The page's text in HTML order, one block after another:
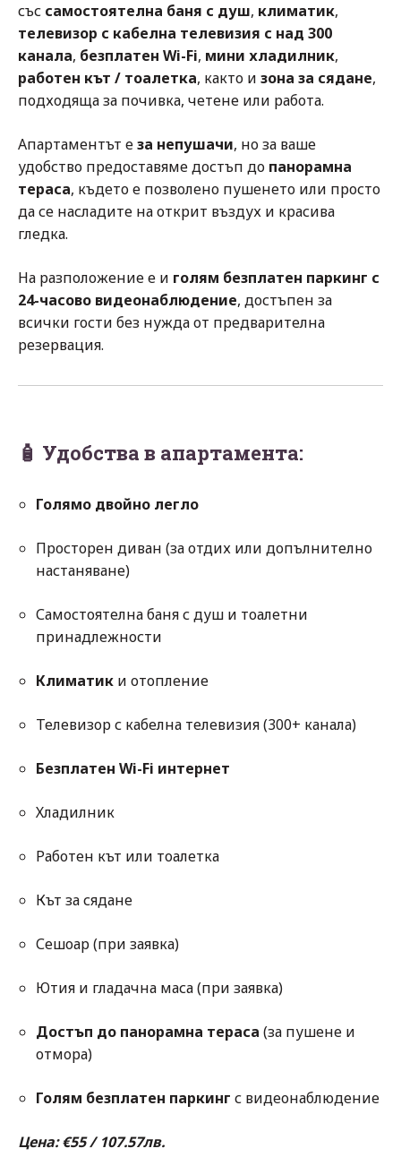
със самостоятелна баня с душ, климатик,
телевизор с кабелна телевизия с над 300
канала, безплатен Wi-Fi, мини хладилник,
работен кът / тоалетка, както и зона за сядане,
подходяща за почивка, четене или работа.
Апартаментът еза непушачи, но за ваше
удобство предоставяме достъп до панорамна
тераса, където е позволено пушенето или просто
да се насладите на открит въздух и красива
гледка.
На разположение е и голям безплатен паркинг с
24-часово видеонаблюдение, достъпен за
всички гости без нужда от предварителна
резервация.
🧴 Удобства в апартамента:
Голямо двойно легло
Просторен диван (за отдих или допълнително
настаняване)
Самостоятелна баня с душ и тоалетни
принадлежности
Климатик и отопление
Телевизор с кабелна телевизия (300+ канала)
Безплатен Wi-Fi интернет
Хладилник
Работен кът или тоалетка
Кът за сядане
Сешоар (при заявка)
Ютия и гладачна маса (при заявка)
Достъп до панорамна тераса (за пушене и
отмора)
Голям безплатен паркинг с видеонаблюдение
Цена: €55 / 107.57лв.